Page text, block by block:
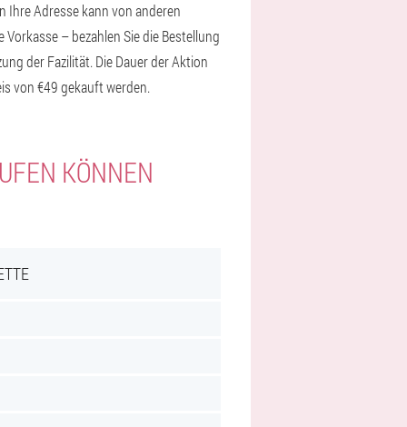
Ihre Adresse kann von anderen
– bezahlen Sie die Bestellung
der Fazilität. Die Dauer der Aktion
von €49 gekauft werden.
KÖNNEN